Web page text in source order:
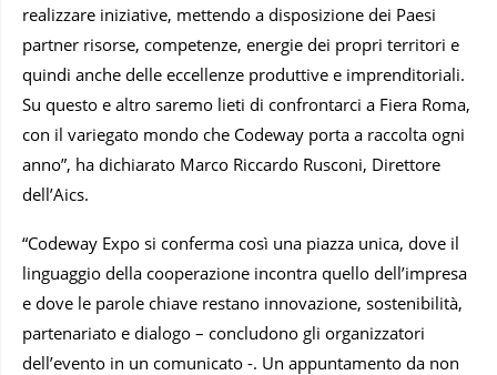
realizzare iniziative, mettendo a disposizione dei Paesi
partner risorse, competenze, energie dei propri territori e
quindi anche delle eccellenze produttive e imprenditoriali.
Su questo e altro saremo lieti di confrontarci a Fiera Roma,
con il variegato mondo che Codeway porta a raccolta ogni
anno”, ha dichiarato Marco Riccardo Rusconi, Direttore
dell’Aics.
“Codeway Expo si conferma così una piazza unica, dove il
linguaggio della cooperazione incontra quello dell’impresa
e dove le parole chiave restano innovazione, sostenibilità,
partenariato e dialogo – concludono gli organizzatori
dell’evento in un comunicato -. Un appuntamento da non